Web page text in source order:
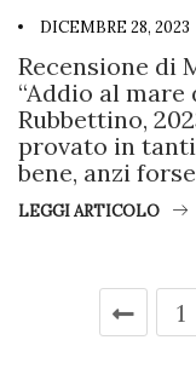
DICEMBRE 28, 2023
Recensione di
“Addio al mare
Rubbettino,
provato in
bene, anzi
LEGGI ARTICOLO
1